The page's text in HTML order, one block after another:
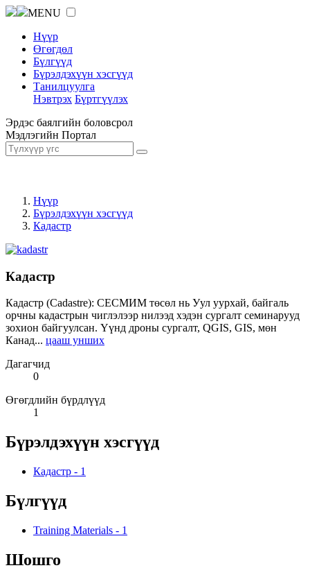
MENU
Нүүр
Өгөгдөл
Бүлгүүд
Бүрэлдэхүүн хэсгүүд
Танилцуулга
Нэвтрэх Бүртгүүлэх
Эрдэс баялгийн боловсрол
Мэдлэгийн Портал
Нүүр
Бүрэлдэхүүн хэсгүүд
Кадастр
Кадастр
Кадастр (Cadastre): СЕСМИМ төсөл нь Уул уурхай, байгаль
орчны кадастрын чиглэлээр нилээд хэдэн сургалт семинарууд
зохион байгуулсан. Үүнд дроны сургалт, QGIS, GIS, мөн
Канад... цааш унших
Дагагчид
0
Өгөгдлийн бүрдлүүд
1
Бүрэлдэхүүн хэсгүүд
Кадастр - 1
Бүлгүүд
Training Materials - 1
Шошго